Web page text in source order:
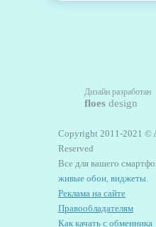
Дизайн разработан
floes design
Copyright 2011-2021 ©
Reserved
Все для вашего
живые обои, виджеты.
Реклама на сайте
Правообладателям
Как качать с обменника